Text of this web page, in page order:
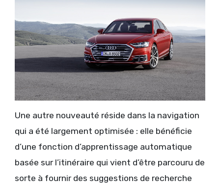
Une autre nouveauté réside dans la navigation
qui a été largement optimisée : elle bénéficie
d’une fonction d’apprentissage automatique
basée sur l’itinéraire qui vient d’être parcouru de
sorte à fournir des suggestions de recherche